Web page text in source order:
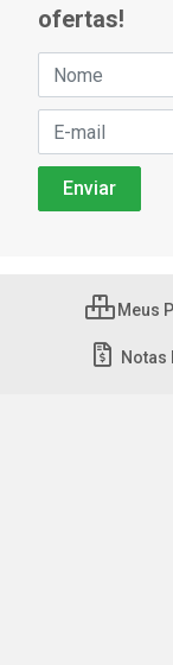
ofertas!
Meus
Notas